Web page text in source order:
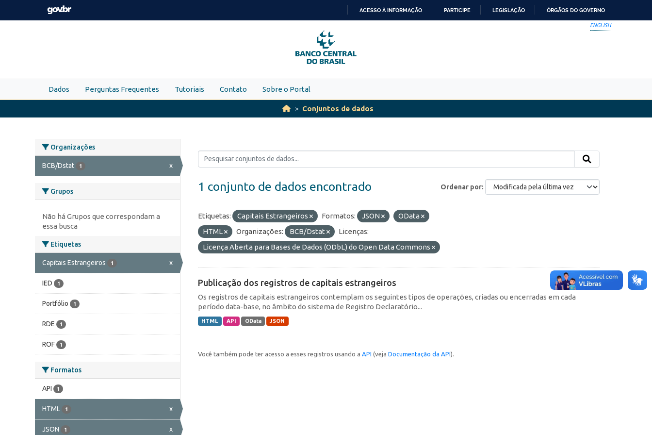
Skip to main content
PARA
O
CONTEÚDO
ACESSO À INFORMAÇÃO PARTICIPE LEGISLAÇÃO ÓRGÃOS DO GOVERNO
ENGLISH
Dados Perguntas Frequentes Tutoriais Contato Sobre o Portal
Conjuntos de dados
Organizações
BCB/Dstat 1 x
Grupos
Não há Grupos que correspondam a
essa busca
Etiquetas
Capitais Estrangeiros 1 x
IED 1
Portfólio 1
RDE 1
ROF 1
Formatos
API 1
HTML 1 x
JSON 1 x
Ordenar por
1 conjunto de dados encontrado
Etiquetas: Capitais Estrangeiros Formatos: JSON
OData
HTML
Organizações: BCB/Dstat
Licenças:
Licença Aberta para Bases de Dados (ODbL) do Open Data Commons
Publicação dos registros de capitais estrangeiros
Os registros de capitais estrangeiros contemplam os seguintes tipos de operações, criadas ou encerradas em cada
período data-base, no âmbito do sistema de Registro Declaratório...
HTML API OData JSON
Você também pode ter acesso a esses registros usando a API (veja Documentação da API).